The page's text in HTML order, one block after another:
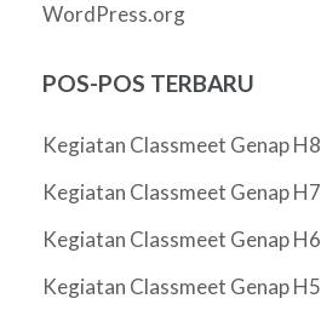
WordPress.org
POS-POS TERBARU
Kegiatan Classmeet Genap H8
Kegiatan Classmeet Genap H7
Kegiatan Classmeet Genap H6
Kegiatan Classmeet Genap H5